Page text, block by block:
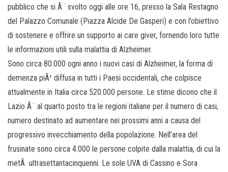
pubblico che si Ã¨ svolto oggi alle ore 16, presso la Sala Restagno
del Palazzo Comunale (Piazza Alcide De Gasperi) e con l’obiettivo
di sostenere e offrire un supporto ai care giver, fornendo loro tutte
le informazioni utili sulla malattia di Alzheimer.
Sono circa 80.000 ogni anno i nuovi casi di Alzheimer, la forma di
demenza piÃ¹ diffusa in tutti i Paesi occidentali, che colpisce
attualmente in Italia circa 520.000 persone. Le stime dicono che il
Lazio Ã¨ al quarto posto tra le regioni italiane per il numero di casi,
numero destinato ad aumentare nei prossimi anni a causa del
progressivo invecchiamento della popolazione. Nell’area del
frusinate sono circa 4.000 le persone colpite dalla malattia, di cui la
metÃ ultrasettantacinquenni. Le sole UVA di Cassino e Sora